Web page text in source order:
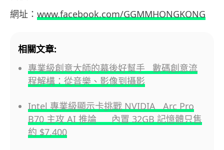
網址： www.facebook.com/GGMMHONGKONG
相關文章:
專業級創意大師的幕後好幫手 數碼創意流
程解構：從音樂、影像到攝影
Intel 專業級顯示卡挑戰 NVIDIA Arc Pro
B70 主攻 AI 推論 內置 32GB 記憶體只售
約 $7,400